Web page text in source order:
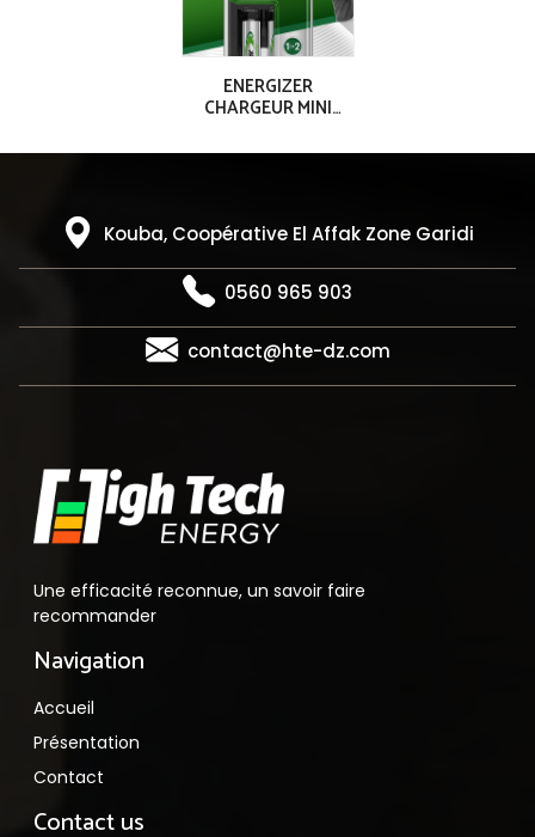
ENERGIZER
CHARGEUR MINI
mAh)
Kouba, Coopérative El Affak Zone Garidi
0560 965 903
contact@hte-dz.com
Une efficacité reconnue, un savoir faire
recommander
Navigation
Accueil
Présentation
Contact
Contact us